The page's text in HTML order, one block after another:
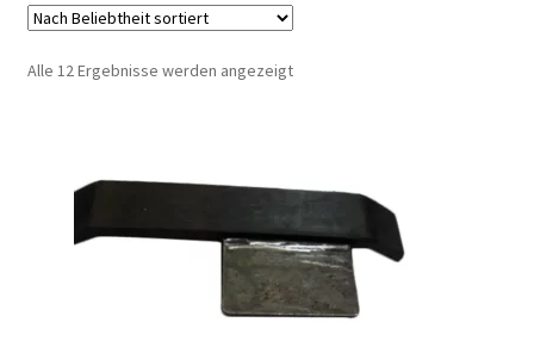
Alle 12 Ergebnisse werden angezeigtNach